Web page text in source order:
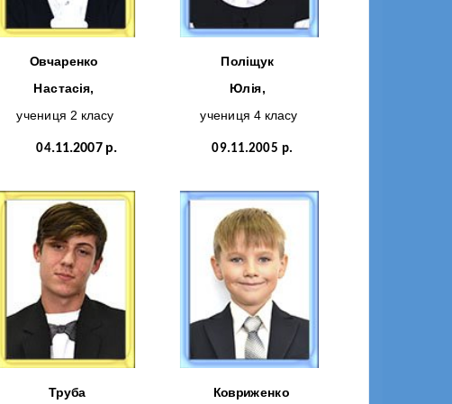
Овчаренко
Настасія,
учениця 2 класу
Поліщук
Юлія,
учениця 4 класу
04.11.2007 р. 09.11.2005 р.
Труба Ковриженко